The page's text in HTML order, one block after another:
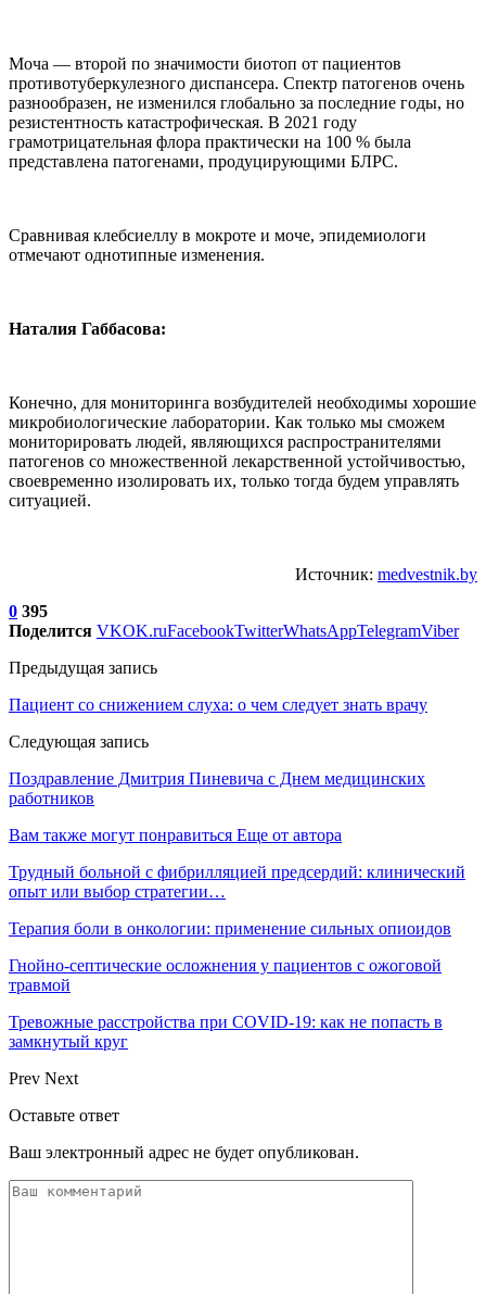
Моча — второй по значимости биотоп от пациентов
противотуберкулезного диспансера. Спектр патогенов очень
разнообразен, не изменился глобально за последние годы, но
резистентность катастрофическая. В 2021 году
грамотрицательная флора практически на 100 % была
представлена патогенами, продуцирующими БЛРС.
Сравнивая клебсиеллу в мокроте и моче, эпидемиологи
отмечают однотипные изменения.
Наталия Габбасова:
Конечно, для мониторинга возбудителей необходимы хорошие
микробиологические лаборатории. Как только мы сможем
мониторировать людей, являющихся распространителями
патогенов со множественной лекарственной устойчивостью,
своевременно изолировать их, только тогда будем управлять
ситуацией.
Источник: medvestnik.by
0 395
Поделится VKOK.ruFacebookTwitterWhatsAppTelegramViber
Предыдущая запись
Пациент со снижением слуха: о чем следует знать врачу
Следующая запись
Поздравление Дмитрия Пиневича с Днем медицинских
работников
Вам также могут понравиться Еще от автора
Трудный больной с фибрилляцией предсердий: клинический
опыт или выбор стратегии…
Терапия боли в онкологии: применение сильных опиоидов
Гнойно-септические осложнения у пациентов с ожоговой
травмой
Тревожные расстройства при COVID-19: как не попасть в
замкнутый круг
Prev Next
Оставьте ответ
Ваш электронный адрес не будет опубликован.